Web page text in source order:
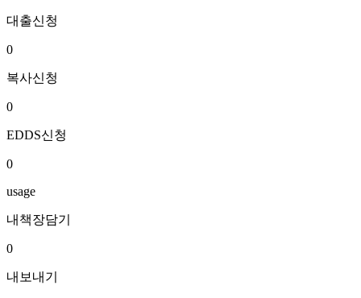
대출신청
0
복사신청
0
EDDS신청
0
usage
내책장담기
0
내보내기